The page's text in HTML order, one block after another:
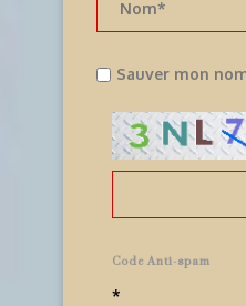
Sauver mon
Code Anti-spam
*